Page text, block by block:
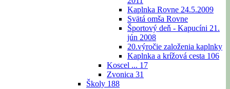
Kaplnka Rovne 24.5.2009
Svätá omša Rovne
Športový deň - Kapucíni 21.
jún 2008
20.výročie založenia kaplnky
Kaplnka a krížová cesta 106
Koscel ... 17
Zvonica 31
Školy 188